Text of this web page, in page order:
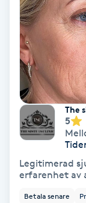
Kroppspeeling
Kärlbehandling
Laserbehandling
Lashlift Keratin
The
5
Legitimerad
erfarenhet av
Betala senare